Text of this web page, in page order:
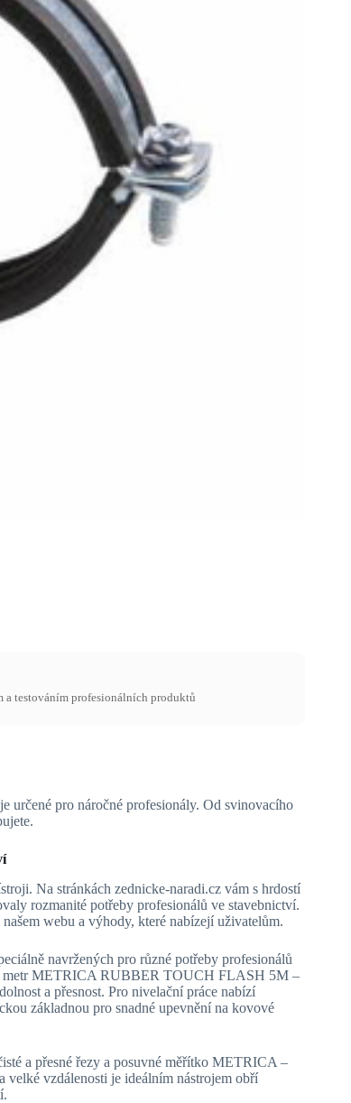
a testováním profesionálních produktů
určené pro náročné profesionály. Od svinovacího
Na stránkách zednicke-naradi.cz vám s hrdostí
rozmanité potřeby profesionálů ve stavebnictví.
webu a výhody, které nabízejí uživatelům.
navržených pro různé potřeby profesionálů
metr METRICA RUBBER TOUCH FLASH 5M –
a přesnost. Pro nivelační práce nabízí
základnou pro snadné upevnění na kovové
a přesné řezy a posuvné měřítko METRICA –
velké vzdálenosti je ideálním nástrojem obří